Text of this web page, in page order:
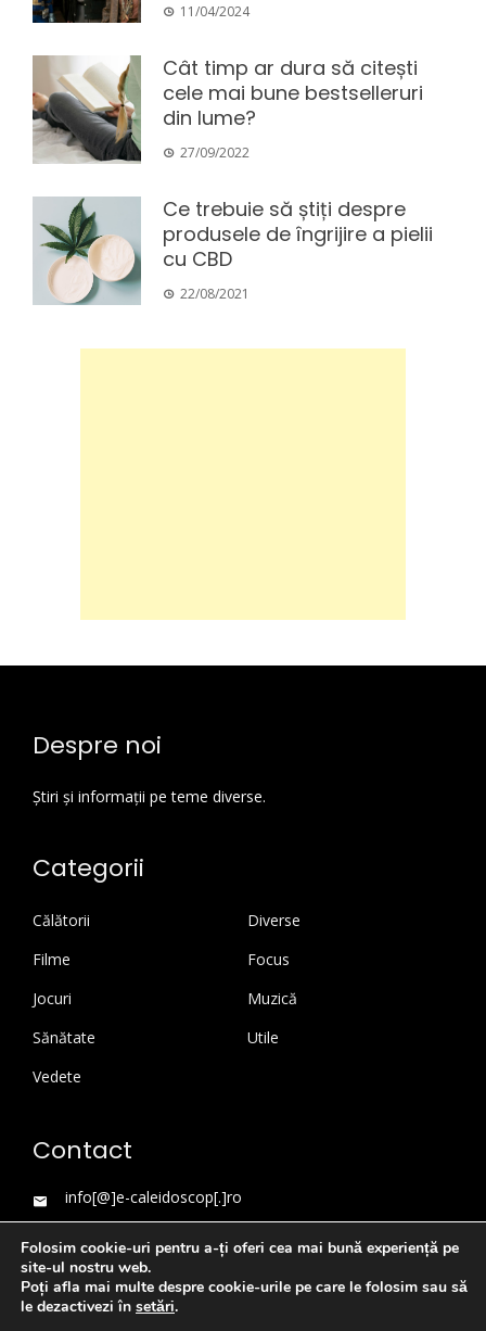
11/04/2024
Cât timp ar dura să citești
cele mai bune bestselleruri
din lume?
27/09/2022
Ce trebuie să știți despre
produsele de îngrijire a pielii
cu CBD
22/08/2021
Despre noi
Știri și informații pe teme diverse.
Categorii
Călătorii
Diverse
Filme
Focus
Jocuri
Muzică
Sănătate
Utile
Vedete
Contact
info[@]e-caleidoscop[.]ro
Folosim cookie-uri pentru a-ți oferi cea mai bună experiență pe
site-ul nostru web.
Poți afla mai multe despre cookie-urile pe care le folosim sau să
le dezactivezi în setări.